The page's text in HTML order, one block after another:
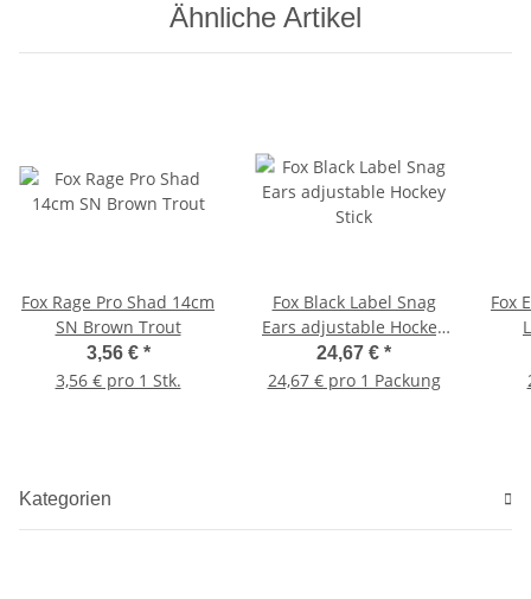
Ähnliche Artikel
Fox Rage Pro Shad 14cm
SN Brown Trout
3,56 € *
3,56 € pro 1 Stk.
Fox Black Label Snag
Ears adjustable Hockey
Stick
24,67 € *
24,67 € pro 1 Packung
Fox
Kategorien